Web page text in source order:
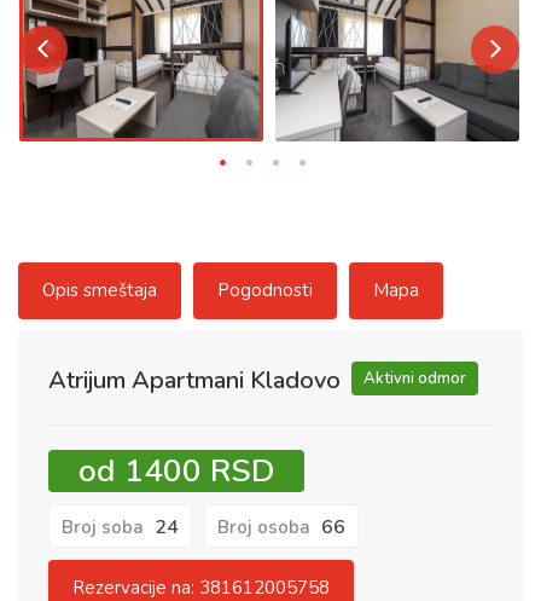
Opis smeštaja Pogodnosti Mapa
Atrijum Apartmani Kladovo Aktivni odmor
od 1400 RSD
Broj soba 24 Broj osoba 66
Rezervacije na: 381612005758